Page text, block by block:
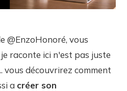
@EnzoHonoré, vous
raconte ici n'est pas juste
vous découvrirez comment
a créer son